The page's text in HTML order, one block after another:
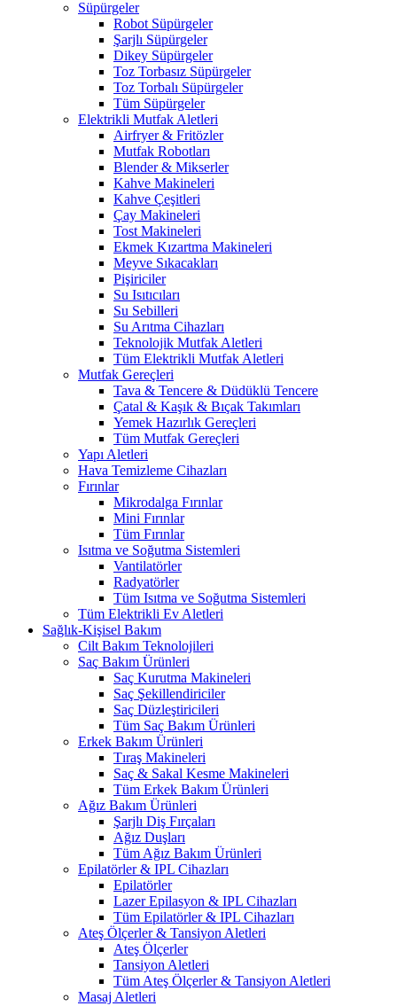
Süpürgeler
Robot Süpürgeler
Şarjlı Süpürgeler
Dikey Süpürgeler
Toz Torbasız Süpürgeler
Toz Torbalı Süpürgeler
Tüm Süpürgeler
Elektrikli Mutfak Aletleri
Airfryer & Fritözler
Mutfak Robotları
Blender & Mikserler
Kahve Makineleri
Kahve Çeşitleri
Çay Makineleri
Tost Makineleri
Ekmek Kızartma Makineleri
Meyve Sıkacakları
Pişiriciler
Su Isıtıcıları
Su Sebilleri
Su Arıtma Cihazları
Teknolojik Mutfak Aletleri
Tüm Elektrikli Mutfak Aletleri
Mutfak Gereçleri
Tava & Tencere & Düdüklü Tencere
Çatal & Kaşık & Bıçak Takımları
Yemek Hazırlık Gereçleri
Tüm Mutfak Gereçleri
Yapı Aletleri
Hava Temizleme Cihazları
Fırınlar
Mikrodalga Fırınlar
Mini Fırınlar
Tüm Fırınlar
Isıtma ve Soğutma Sistemleri
Vantilatörler
Radyatörler
Tüm Isıtma ve Soğutma Sistemleri
Tüm Elektrikli Ev Aletleri
Sağlık-Kişisel Bakım
Cilt Bakım Teknolojileri
Saç Bakım Ürünleri
Saç Kurutma Makineleri
Saç Şekillendiriciler
Saç Düzleştiricileri
Tüm Saç Bakım Ürünleri
Erkek Bakım Ürünleri
Tıraş Makineleri
Saç & Sakal Kesme Makineleri
Tüm Erkek Bakım Ürünleri
Ağız Bakım Ürünleri
Şarjlı Diş Fırçaları
Ağız Duşları
Tüm Ağız Bakım Ürünleri
Epilatörler & IPL Cihazları
Epilatörler
Lazer Epilasyon & IPL Cihazları
Tüm Epilatörler & IPL Cihazları
Ateş Ölçerler & Tansiyon Aletleri
Ateş Ölçerler
Tansiyon Aletleri
Tüm Ateş Ölçerler & Tansiyon Aletleri
Masaj Aletleri